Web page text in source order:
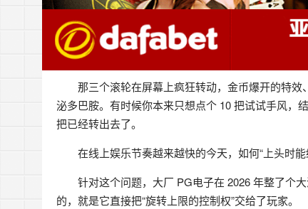
那三个滚轮在屏幕上疯狂转动，金币爆开的特
泌多巴胺。有时候你本来只想点个 10 把试试手风，
把已经转出去了。
在线上娱乐节奏越来越快的今天，如何“上头时
针对这个问题，大厂 PG电子在 2026 年整了个
的，就是它直接把“旋转上限的控制权”交给了玩家。